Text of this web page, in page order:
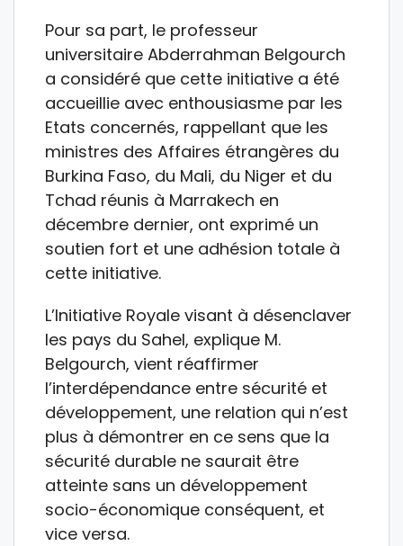
Pour sa part, le professeur
universitaire Abderrahman Belgourch
a considéré que cette initiative a été
accueillie avec enthousiasme par les
Etats concernés, rappellant que les
ministres des Affaires étrangères du
Burkina Faso, du Mali, du Niger et du
Tchad réunis à Marrakech en
décembre dernier, ont exprimé un
soutien fort et une adhésion totale à
cette initiative.
L’Initiative Royale visant à désenclaver
les pays du Sahel, explique M.
Belgourch, vient réaffirmer
l’interdépendance entre sécurité et
développement, une relation qui n’est
plus à démontrer en ce sens que la
sécurité durable ne saurait être
atteinte sans un développement
socio-économique conséquent, et
vice versa.